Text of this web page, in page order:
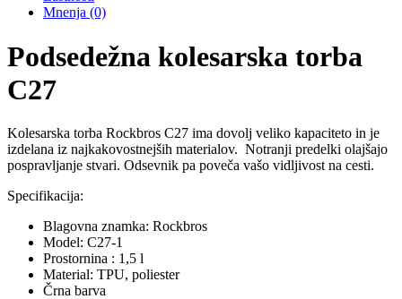
1,5L
količina
Mnenja (0)
Podsedežna kolesarska torba
C27
Kolesarska torba Rockbros C27 ima dovolj veliko kapaciteto in je
izdelana iz najkakovostnejših materialov. Notranji predelki olajšajo
pospravljanje stvari. Odsevnik pa poveča vašo vidljivost na cesti.
Specifikacija:
Blagovna znamka: Rockbros
Model: C27-1
Prostornina : 1,5 l
Material: TPU, poliester
Črna barva